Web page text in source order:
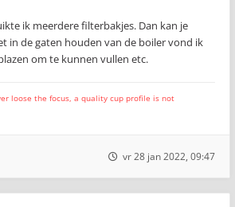
ik meerdere filterbakjes. Dan kan je
in de gaten houden van de boiler vond ik
om te kunnen vullen etc.
loose the focus, a quality cup profile is not
vr 28 jan 2022, 09:47